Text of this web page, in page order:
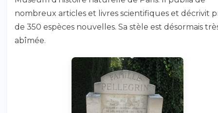
nombreux articles et livres scientifiques et décrivit
de 350 espèces nouvelles. Sa stèle est désormais
abîmée.